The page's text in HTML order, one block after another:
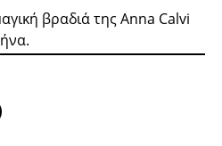
βραδιά της Anna Calvi